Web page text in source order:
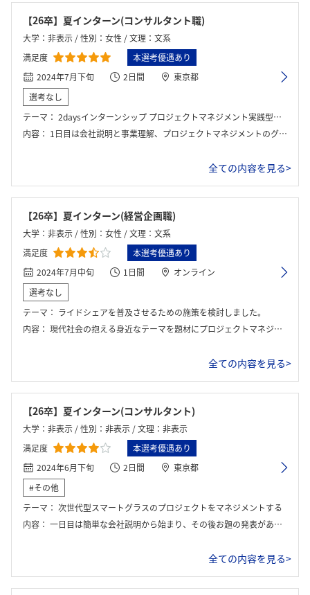
【26卒】夏インターン(コンサルタント職)
大学：非表示 / 性別：女性 / 文理：文系
満足度
本選考優遇あり
2024年7月下旬
2日間
東京都
選考なし
テーマ： 2daysインターンシップ プロジェクトマネジメント実践型インターンシップ
内容： 1日目は会社説明と事業理解、プロジェクトマネジメントのグループワークと社員からのFBを行った。2日目は、1日目に社員へプレゼンしたものをさらに良くし、役員に対して発表＆FBを行った。
全ての内容を見る>
【26卒】夏インターン(経営企画職)
大学：非表示 / 性別：女性 / 文理：文系
満足度
本選考優遇あり
2024年7月中旬
1日間
オンライン
選考なし
テーマ： ライドシェアを普及させるための施策を検討しました。
内容： 現代社会の抱える身近なテーマを題材にプロジェクトマネジメントを体感できるワークを行いました。具体的にはライドシェアが抱える様々な課題を考え課題を解消するための施策をグループで議論しました。一連の議論について現役で活躍される社員の方からフィードバックにてかなり深掘りされました。
全ての内容を見る>
【26卒】夏インターン(コンサルタント)
大学：非表示 / 性別：非表示 / 文理：非表示
満足度
本選考優遇あり
2024年6月下旬
2日間
東京都
#その他
テーマ： 次世代型スマートグラスのプロジェクトをマネジメントする
内容： 一日目は簡単な会社説明から始まり、その後お題の発表があった。ワークにあたって資料が渡されそこにプロジェクトの概要は各部署の社員がプロジェクトに対してどのように思っているのかなどが記載されており量がとても多く読み込むのに時間がかかった。その後グループでどのような施策を提案するかを考察し、最後に上司に報告した。二日目は上司からのフィードバックをもとに施策を固め、最後にプレゼンを行った。各班ごとにフィードバックはあったが優勝班等は決められなかった。その後座談会があった後、人事部の方から個人ごとのフィードバックをいただけた。
全ての内容を見る>
ログイン・会員登録